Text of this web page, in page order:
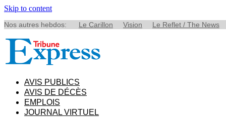
Skip to content
Nos autres hebdos: Le Carillon Vision Le Reflet / The News
AVIS PUBLICS
AVIS DE DÉCÈS
EMPLOIS
JOURNAL VIRTUEL